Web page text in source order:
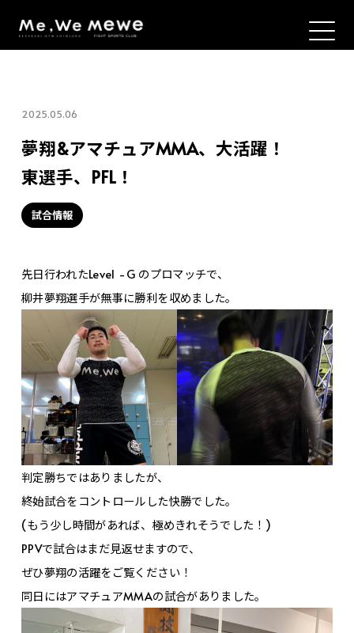
2025.05.06
夢翔&アマチュアMMA、大活躍！
東選手、PFL！
試合情報
先日行われたLevel -G のプロマッチで、
柳井夢翔選手が無事に勝利を収めました。
判定勝ちではありましたが、
終始試合をコントロールした快勝でした。
(もう少し時間があれば、極めきれそうでした！)
PPVで試合はまだ見返せますので、
ぜひ夢翔の活躍をご覧ください！
同日にはアマチュアMMAの試合がありました。